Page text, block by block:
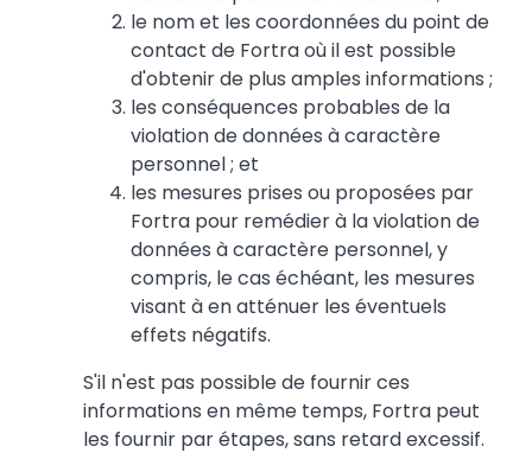
le nom et les coordonnées du point de
contact de Fortra où il est possible
d'obtenir de plus amples informations ;
les conséquences probables de la
violation de données à caractère
personnel ; et
les mesures prises ou proposées par
Fortra pour remédier à la violation de
données à caractère personnel, y
compris, le cas échéant, les mesures
visant à en atténuer les éventuels
effets négatifs.
S'il n'est pas possible de fournir ces
informations en même temps, Fortra peut
les fournir par étapes, sans retard excessif.